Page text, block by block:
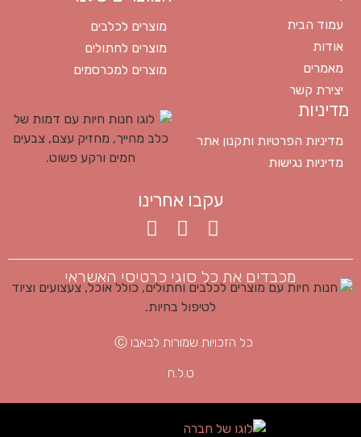
עמוד הבית
אודות
מאמרים
יצירת קשר
מוצרים לכלבים
מוצרים לחתולים
מוצרים למכרסמים
מדיניות
מדיניות הפרטיות ותקנון אתר
מדיניות נגישות
עקבו אחרינו
מכבדים את כל סוגי כרטיסי האשראי
כל הזכויות שמורות לבאבו Ⓒ
ט.ל.ח